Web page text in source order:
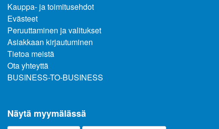
Kauppa- ja toimitusehdot
Evästeet
Peruuttaminen ja valitukset
Asiakkaan kirjautuminen
Tietoa meistä
Ota yhteyttä
BUSINESS-TO-BUSINESS
Näytä myymälässä